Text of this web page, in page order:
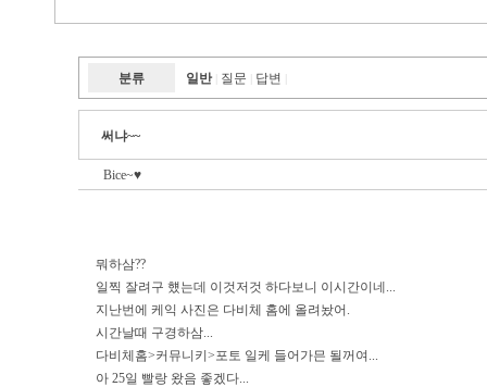
분류 일반 질문 답변
써냐~~
Bice~♥
뭐하삼??
일찍 잘려구 헀는데 이것저것 하다보니 이시간이네...
지난번에 케익 사진은 다비체 홈에 올려놨어.
시간날때 구경하삼...
다비체홈>커뮤니키>포토 일케 들어가믄 될꺼여...
아 25일 빨랑 왔음 좋겠다...